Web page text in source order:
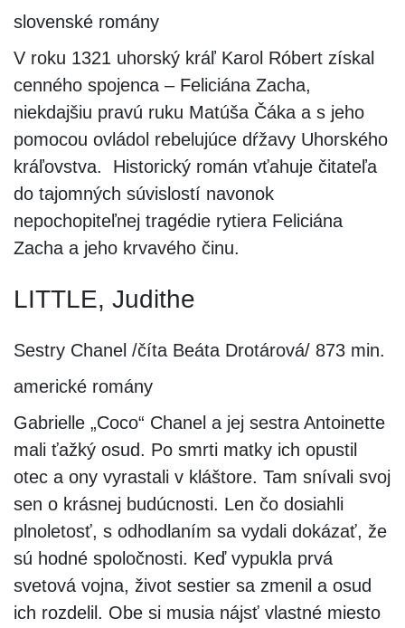
slovenské romány
V roku 1321 uhorský kráľ Karol Róbert získal
cenného spojenca – Feliciána Zacha,
niekdajšiu pravú ruku Matúša Čáka a s jeho
pomocou ovládol rebelujúce dŕžavy Uhorského
kráľovstva. Historický román vťahuje čitateľa
do tajomných súvislostí navonok
nepochopiteľnej tragédie rytiera Feliciána
Zacha a jeho krvavého činu.
LITTLE, Judithe
Sestry Chanel /číta Beáta Drotárová/ 873 min.
americké romány
Gabrielle „Coco“ Chanel a jej sestra Antoinette
mali ťažký osud. Po smrti matky ich opustil
otec a ony vyrastali v kláštore. Tam snívali svoj
sen o krásnej budúcnosti. Len čo dosiahli
plnoletosť, s odhodlaním sa vydali dokázať, že
sú hodné spoločnosti. Keď vypukla prvá
svetová vojna, život sestier sa zmenil a osud
ich rozdelil. Obe si musia nájsť vlastné miesto